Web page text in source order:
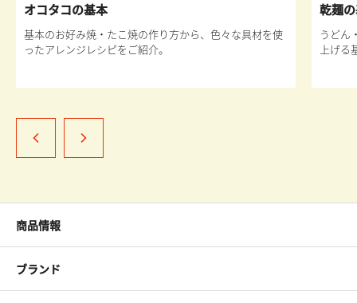
オコタコの基本
基本のお好み焼・たこ焼の作り方から、色々な具材を使
ったアレンジレシピをご紹介。
乾麺
うどん
上げ
商品情報
ブランド